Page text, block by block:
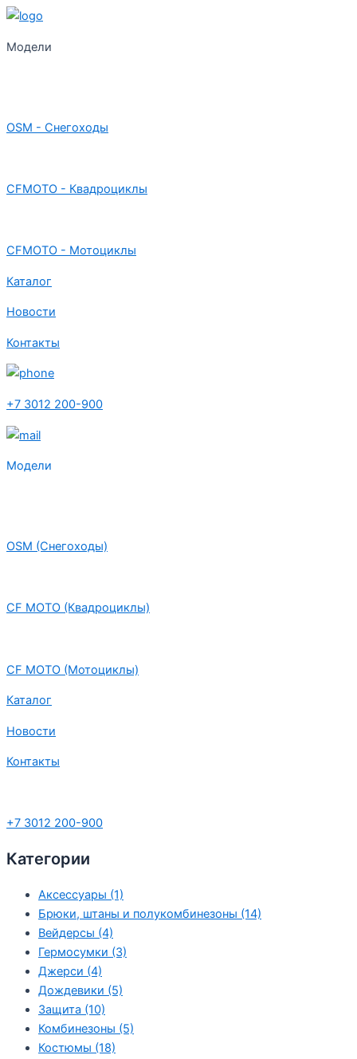
Модели
OSM - Снегоходы
CFMOTO - Квадроциклы
CFMOTO - Мотоциклы
Каталог
Новости
Контакты
+7 3012 200-900
Модели
OSM (Снегоходы)
CF MOTO (Квадроциклы)
CF MOTO (Мотоциклы)
Каталог
Новости
Контакты
+7 3012 200-900
Категории
Аксессуары (1)
Брюки, штаны и полукомбинезоны (14)
Вейдерсы (4)
Гермосумки (3)
Джерси (4)
Дождевики (5)
Защита (10)
Комбинезоны (5)
Костюмы (18)